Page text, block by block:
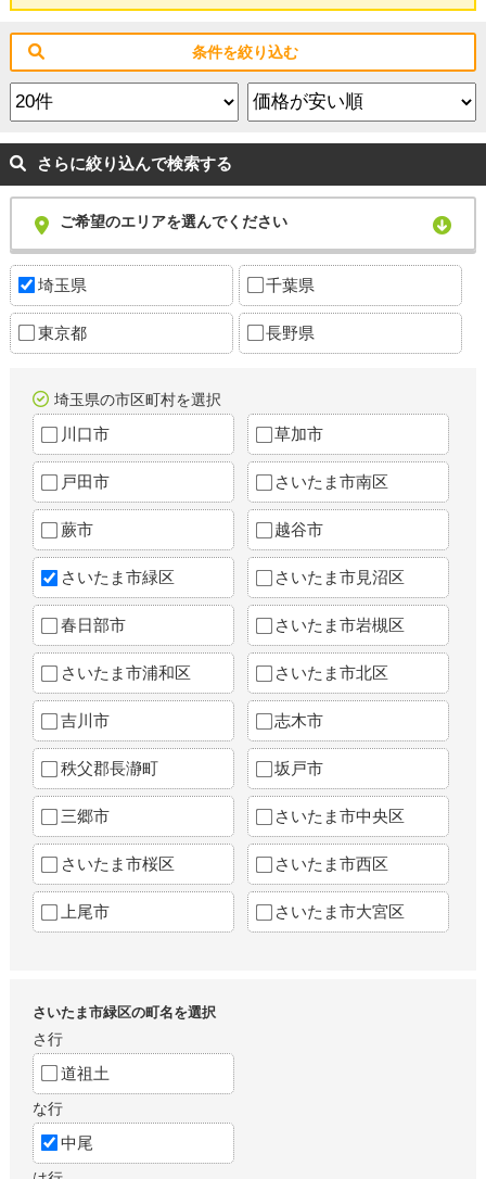
条件を絞り込む
さらに絞り込んで検索する
ご希望のエリアを選んでください
埼玉県 千葉県
東京都 長野県
埼玉県の市区町村を選択
川口市 草加市
戸田市 さいたま市南区
蕨市 越谷市
さいたま市緑区 さいたま市見沼区
春日部市 さいたま市岩槻区
さいたま市浦和区 さいたま市北区
吉川市 志木市
秩父郡長瀞町 坂戸市
三郷市 さいたま市中央区
さいたま市桜区 さいたま市西区
上尾市 さいたま市大宮区
さいたま市緑区の町名を選択
さ行
道祖土
な行
中尾